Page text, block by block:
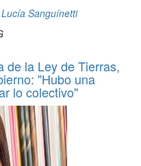
Lucía Sanguínetti
de la Ley de Tierras,
"Hubo una
lo colectivo"